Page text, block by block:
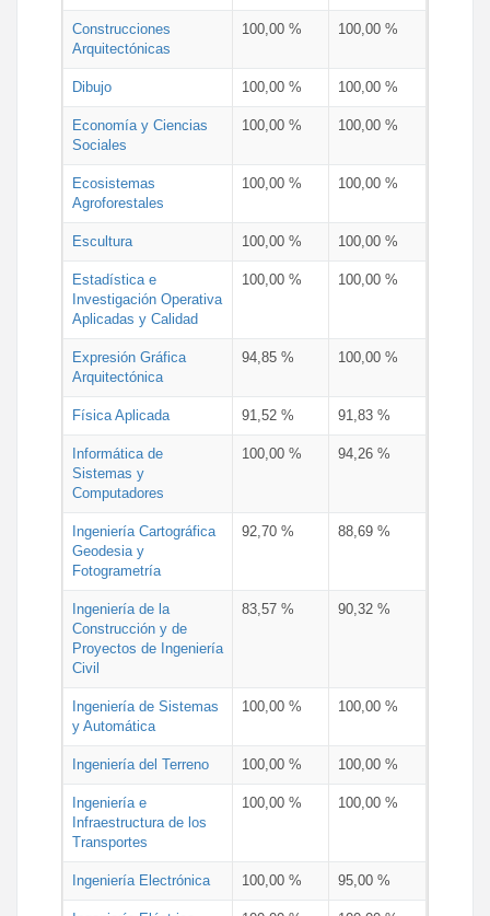
Construcciones
Arquitectónicas
100,00 % 100,00 %
Dibujo 100,00 % 100,00 %
Economía y Ciencias
Sociales
100,00 % 100,00 %
Ecosistemas
Agroforestales
100,00 % 100,00 %
Escultura 100,00 % 100,00 %
Estadística e
Investigación Operativa
Aplicadas y Calidad
100,00 % 100,00 %
Expresión Gráfica
Arquitectónica
94,85 % 100,00 %
Física Aplicada 91,52 % 91,83 %
Informática de
Sistemas y
Computadores
100,00 % 94,26 %
Ingeniería Cartográfica
Geodesia y
Fotogrametría
92,70 % 88,69 %
Ingeniería de la
Construcción y de
Proyectos de Ingeniería
Civil
83,57 % 90,32 %
Ingeniería de Sistemas
y Automática
100,00 % 100,00 %
Ingeniería del Terreno 100,00 % 100,00 %
Ingeniería e
Infraestructura de los
Transportes
100,00 % 100,00 %
Ingeniería Electrónica 100,00 % 95,00 %